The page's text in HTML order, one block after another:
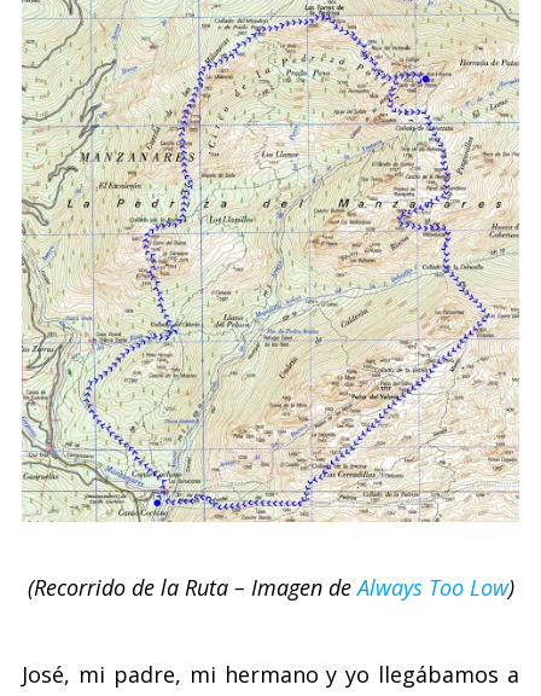
(Recorrido de la Ruta – Imagen deAlways Too Low)
José, mi padre, mi hermano y yo llegábamos a